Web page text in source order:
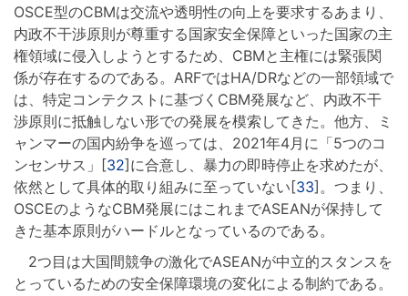
OSCE型のCBMは交流や透明性の向上を要求するあまり、
内政不干渉原則が尊重する国家安全保障といった国家の主
権領域に侵入しようとするため、CBMと主権には緊張関
係が存在するのである。ARFではHA/DRなどの一部領域で
は、特定コンテクストに基づくCBM発展など、内政不干
渉原則に抵触しない形での発展を模索してきた。他方、ミ
ャンマーの国内紛争を巡っては、2021年4月に「5つのコ
ンセンサス」[32]に合意し、暴力の即時停止を求めたが、
依然として具体的取り組みに至っていない[33]。つまり、
OSCEのようなCBM発展にはこれまでASEANが保持して
きた基本原則がハードルとなっているのである。
2つ目は大国間競争の激化でASEANが中立的スタンスを
とっているための安全保障環境の変化による制約である。